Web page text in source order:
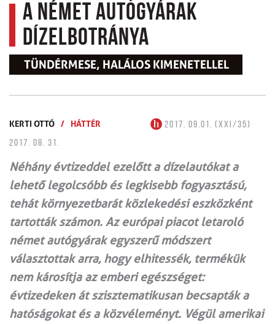
A német autógyárak
dízelbotránya
TÜNDÉRMESE, HALÁLOS KIMENETELLEL
KERTI OTTÓ / HÁTTÉR
2017. 09.01. (XXI/35)
2017. 08. 31.
Néhány évtizeddel ezelőtt a dízelautókat a
lehető legolcsóbb és legkisebb fogyasztású,
tehát környezetbarát közlekedési eszközként
tartották számon. Az európai piacot letaroló
német autógyárak egyszerű módszert
választottak arra, hogy elhitessék, termékük
nem károsítja az emberi egészséget:
évtizedeken át szisztematikusan becsapták a
hatóságokat és a közvéleményt. Végül amerikai